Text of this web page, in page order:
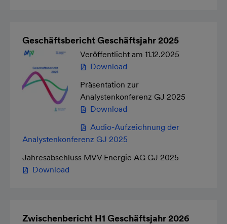
Geschäftsbericht Geschäftsjahr 2025
Veröffentlicht am 11.12.2025
Download
Präsentation zur
Analystenkonferenz GJ 2025
Download
Audio-Aufzeichnung der
Analysten­konferenz GJ 2025
Jahresabschluss MVV Energie AG GJ 2025
Download
Zwischenbericht H1 Geschäftsjahr 2026